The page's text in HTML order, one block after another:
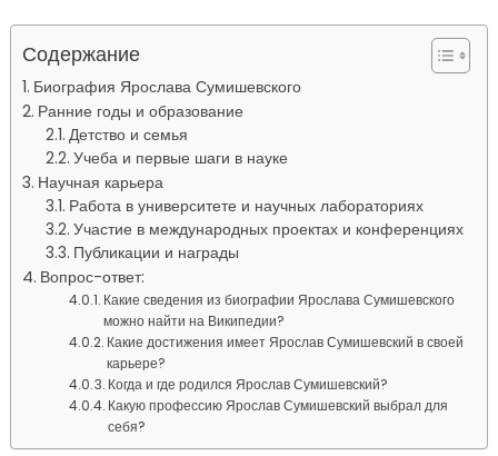
Содержание
Биография Ярослава Сумишевского
Ранние годы и образование
Детство и семья
Учеба и первые шаги в науке
Научная карьера
Работа в университете и научных лабораториях
Участие в международных проектах и конференциях
Публикации и награды
Вопрос-ответ:
Какие сведения из биографии Ярослава Сумишевского
можно найти на Википедии?
Какие достижения имеет Ярослав Сумишевский в своей
карьере?
Когда и где родился Ярослав Сумишевский?
Какую профессию Ярослав Сумишевский выбрал для
себя?